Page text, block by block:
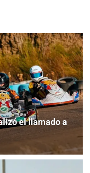
el llamado a